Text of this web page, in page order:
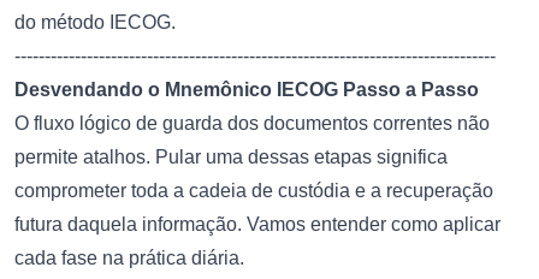
do método IECOG.
--------------------------------------------------------------------------------
Desvendando o Mnemônico IECOG Passo a Passo
O fluxo lógico de guarda dos documentos correntes não
permite atalhos. Pular uma dessas etapas significa
comprometer toda a cadeia de custódia e a recuperação
futura daquela informação. Vamos entender como aplicar
cada fase na prática diária.